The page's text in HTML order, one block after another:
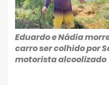
Eduardo e Nádia
carro ser colhido por
motorista alcoolizado